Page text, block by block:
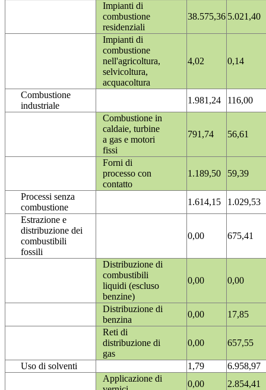
Impianti di
combustione
residenziali
38.575,36 5.021,40
Impianti di
combustione
nell'agricoltura,
selvicoltura,
acquacoltura
4,02 0,14
Combustione
industriale
1.981,24
116,00
Combustione in
caldaie, turbine
a gas e motori
fissi
791,74 56,61
Forni di
processo con
contatto
1.189,50 59,39
Processi senza
combustione
1.614,15
1.029,53
Estrazione e
distribuzione dei
combustibili
fossili
0,00 675,41
Distribuzione di
combustibili
liquidi (escluso
benzine)
0,00 0,00
Distribuzione di
benzina
0,00
17,85
Reti di
distribuzione di
gas
0,00 657,55
Uso di solventi 1,79
6.958,97
Applicazione di
0,00
2.854,41